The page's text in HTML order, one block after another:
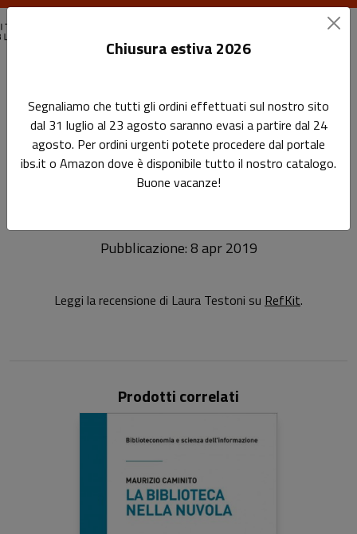
La biblioteca nella nuvola - Recensione
La biblioteca nella nuvola -
Recensione
Sottotitolo non presente
Pubblicazione: 8 apr 2019
Leggi la recensione di Laura Testoni su RefKit.
Prodotti correlati
Chiusura estiva 2026
Segnaliamo che tutti gli ordini effettuati sul nostro sito
dal 31 luglio al 23 agosto saranno evasi a partire dal 24
agosto. Per ordini urgenti potete procedere dal portale
ibs.it o Amazon dove è disponibile tutto il nostro catalogo.
Buone vacanze!